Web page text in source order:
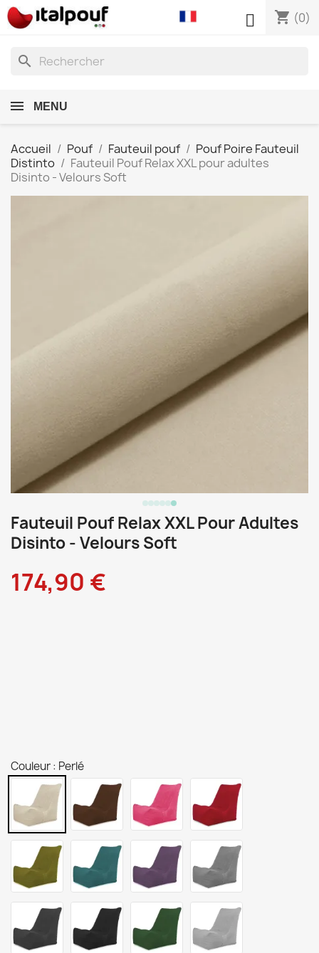
shopping_cart (0)

search
MENU
Accueil Pouf Fauteuil pouf
Pouf Poire Fauteuil
Distinto
Fauteuil Pouf Relax XXL pour adultes
Disinto - Velours Soft
Fauteuil Pouf Relax XXL Pour Adultes
Disinto - Velours Soft
174,90 €
Couleur : Perlé